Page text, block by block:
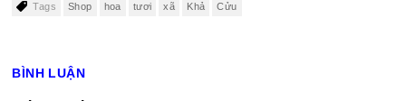
Tags Shop hoa tươi xã Khả Cửu
BÌNH LUẬN